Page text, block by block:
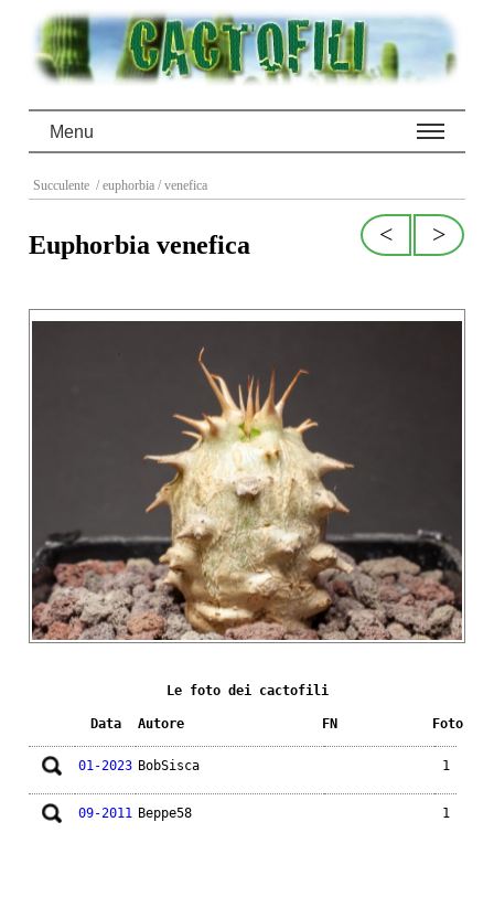
Menu
Succulente / euphorbia / venefica
>
<
Euphorbia venefica
Le foto dei cactofili
Data Autore FN Foto
01-2023 BobSisca 1
09-2011 Beppe58 1